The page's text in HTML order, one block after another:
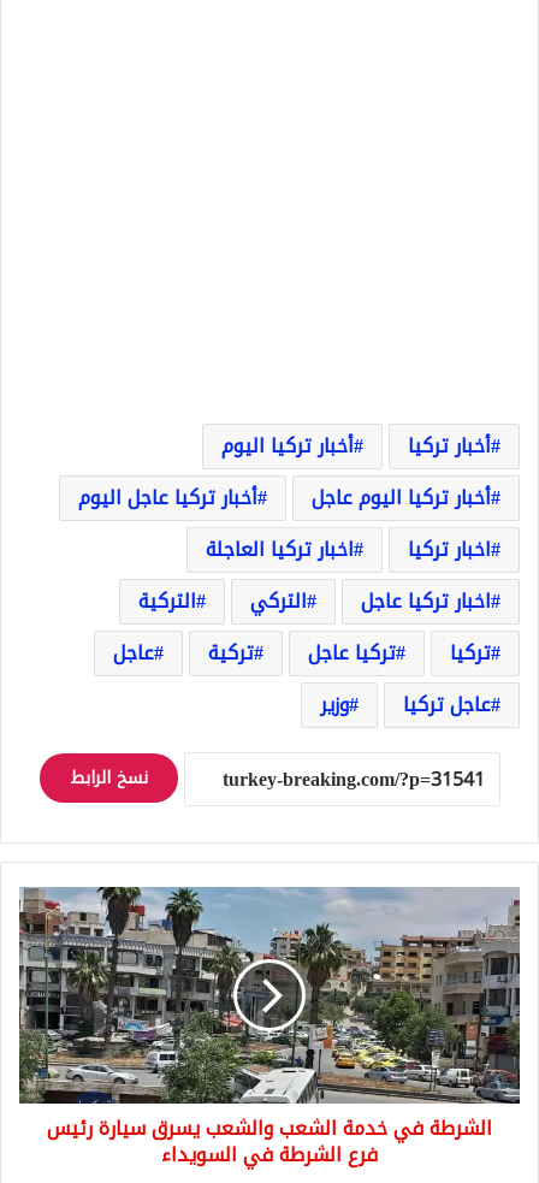
أخبار تركيا
أخبار تركيا اليوم
أخبار تركيا اليوم عاجل
أخبار تركيا عاجل اليوم
اخبار تركيا
اخبار تركيا العاجلة
اخبار تركيا عاجل
التركي
التركية
تركيا
تركيا عاجل تركية
عاجل
عاجل تركيا
وزير
نسخ الرابط
الشرطة
في
خدمة
الشعب
والشعب
يسرق
سيارة
رئيس
فرع
الشرطة
الشرطة في خدمة الشعب والشعب يسرق سيارة رئيس
فرع الشرطة في السويداء